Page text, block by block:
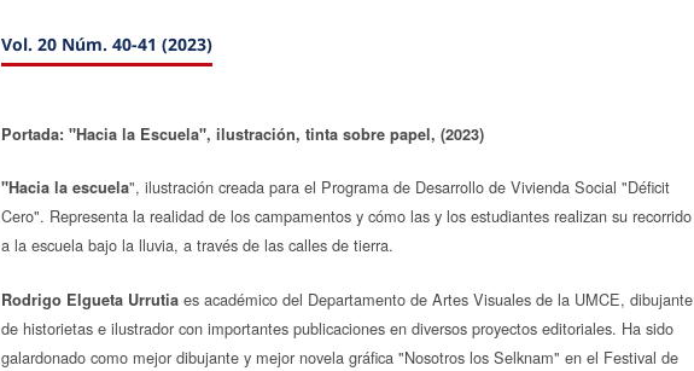
Vol. 20 Núm. 40-41 (2023)
Portada: "Hacia la Escuela", ilustración, tinta sobre papel, (2023)
"Hacia la escuela", ilustración creada para el Programa de Desarrollo de Vivienda Social "Déficit
Cero". Representa la realidad de los campamentos y cómo las y los estudiantes realizan su recorrido
a la escuela bajo la lluvia, a través de las calles de tierra.
Rodrigo Elgueta Urrutia es académico del Departamento de Artes Visuales de la UMCE, dibujante
de historietas e ilustrador con importantes publicaciones en diversos proyectos editoriales. Ha sido
galardonado como mejor dibujante y mejor novela gráfica "Nosotros los Selknam" en el Festival de